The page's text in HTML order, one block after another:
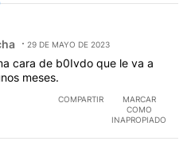
29 DE MAYO DE 2023
cara de b0Ivdo que le va a
meses.
COMPARTIR
MARCAR
COMO
INAPROPIADO